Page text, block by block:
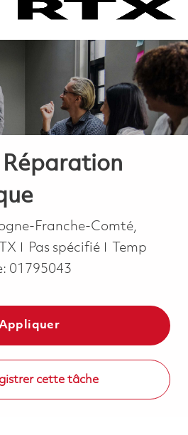
Réparation
Franche-Comté,
Pas spécifié Job Type
Temp
01795043
cette tâche